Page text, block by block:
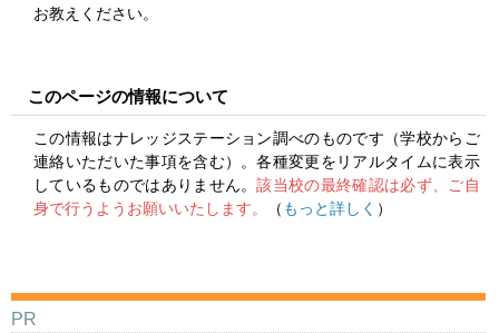
お教えください。
このページの情報について
この情報はナレッジステーション調べのものです（学校からご
連絡いただいた事項を含む）。各種変更をリアルタイムに表示
しているものではありません。該当校の最終確認は必ず、ご自
身で行うようお願いいたします。
（ もっと詳しく ）
PR